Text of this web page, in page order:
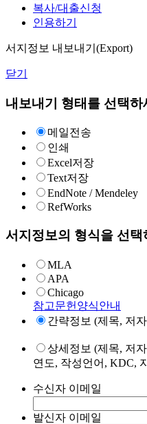
복사/대출신청
인용하기
서지정보 내보내기(Export)
닫기
내보내기 형태를 선택하
메일전송
인쇄
Excel저장
Text저장
EndNote / Mendeley
RefWorks
서지정보의 형식을 선택
MLA
APA
Chicago
참고문헌양식안내
간략정보 (제목, 저
상세정보 (제목, 저
연도, 작성언어, KDC,
수신자 이메일
발신자 이메일